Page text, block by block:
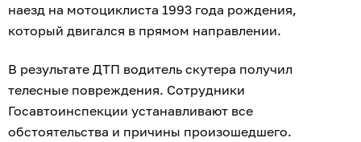
наезд на мотоциклиста 1993 года рождения,
который двигался в прямом направлении.
В результате ДТП водитель скутера получил
телесные повреждения. Сотрудники
Госавтоинспекции устанавливают все
обстоятельства и причины произошедшего.